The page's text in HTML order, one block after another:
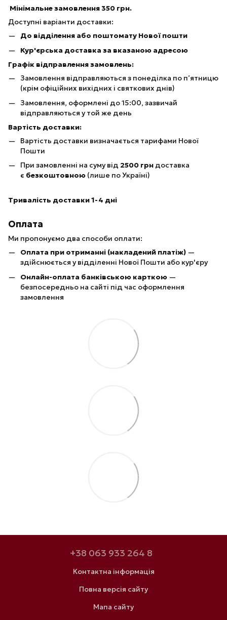
Мінімальне замовлення 350 грн.
Доступні варіанти доставки:
До відділення або поштомату Нової пошти
Кур'єрська доставка за вказаною адресою
Графік відправлення замовлень:
Замовлення відправляються з понеділка по п’ятницю
(крім офіційних вихідних і святкових днів)
Замовлення, оформлені до 15:00, зазвичай
відправляються у той же день
Вартість доставки:
Вартість доставки визначається тарифами Нової
Пошти
При замовленні на суму від 2500 грн доставка
є безкоштовною (лише по Україні)
Тривалість доставки 1-4 дні
Оплата
Ми пропонуємо два способи оплати:
Оплата при отриманні (накладений платіж) —
здійснюється у відділенні Нової Пошти або кур'єру
Онлайн-оплата банківською карткою —
безпосередньо на сайті під час оформлення
замовлення
+38 063 933 264 8
Контактна інформація
Повна версія сайту
Мапа сайту